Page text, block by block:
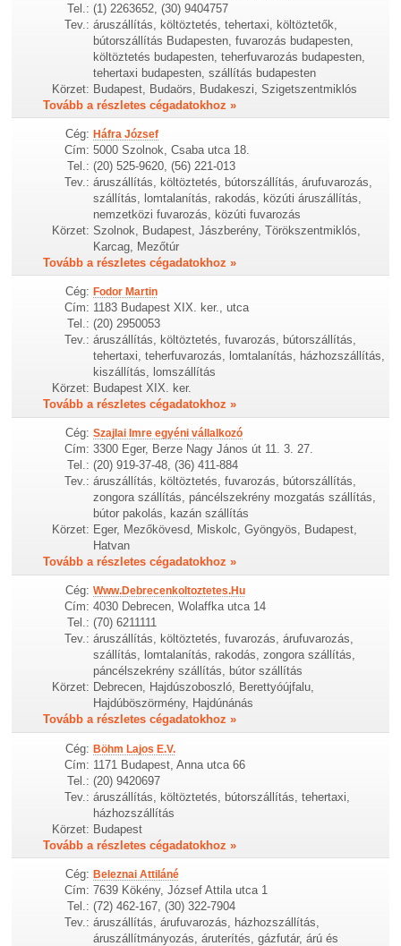
Tel.: (1) 2263652, (30) 9404757
Tev.: áruszállítás, költöztetés, tehertaxi, költöztetők,
bútorszállítás Budapesten, fuvarozás budapesten,
költöztetés budapesten, teherfuvarozás budapesten,
tehertaxi budapesten, szállítás budapesten
Körzet: Budapest, Budaörs, Budakeszi, Szigetszentmiklós
Tovább a részletes cégadatokhoz »
Cég: Háfra József
Cím: 5000 Szolnok, Csaba utca 18.
Tel.: (20) 525-9620, (56) 221-013
Tev.: áruszállítás, költöztetés, bútorszállítás, árufuvarozás,
szállítás, lomtalanítás, rakodás, közúti áruszállítás,
nemzetközi fuvarozás, közúti fuvarozás
Körzet: Szolnok, Budapest, Jászberény, Törökszentmiklós,
Karcag, Mezőtúr
Tovább a részletes cégadatokhoz »
Cég: Fodor Martin
Cím: 1183 Budapest XIX. ker., utca
Tel.: (20) 2950053
Tev.: áruszállítás, költöztetés, fuvarozás, bútorszállítás,
tehertaxi, teherfuvarozás, lomtalanítás, házhozszállítás,
kiszállítás, lomszállítás
Körzet: Budapest XIX. ker.
Tovább a részletes cégadatokhoz »
Cég: Szajlai Imre egyéni vállalkozó
Cím: 3300 Eger, Berze Nagy János út 11. 3. 27.
Tel.: (20) 919-37-48, (36) 411-884
Tev.: áruszállítás, költöztetés, fuvarozás, bútorszállítás,
zongora szállítás, páncélszekrény mozgatás szállítás,
bútor pakolás, kazán szállítás
Körzet: Eger, Mezőkövesd, Miskolc, Gyöngyös, Budapest,
Hatvan
Tovább a részletes cégadatokhoz »
Cég: Www.Debrecenkoltoztetes.Hu
Cím: 4030 Debrecen, Wolaffka utca 14
Tel.: (70) 6211111
Tev.: áruszállítás, költöztetés, fuvarozás, árufuvarozás,
szállítás, lomtalanítás, rakodás, zongora szállítás,
páncélszekrény szállítás, bútor szállítás
Körzet: Debrecen, Hajdúszoboszló, Berettyóújfalu,
Hajdúböszörmény, Hajdúnánás
Tovább a részletes cégadatokhoz »
Cég: Böhm Lajos E.V.
Cím: 1171 Budapest, Anna utca 66
Tel.: (20) 9420697
Tev.: áruszállítás, költöztetés, bútorszállítás, tehertaxi,
házhozszállítás
Körzet: Budapest
Tovább a részletes cégadatokhoz »
Cég: Beleznai Attiláné
Cím: 7639 Kökény, József Attila utca 1
Tel.: (72) 462-167, (30) 322-7904
Tev.: áruszállítás, árufuvarozás, házhozszállítás,
áruszállítmányozás, áruterítés, gázfutár, árú és